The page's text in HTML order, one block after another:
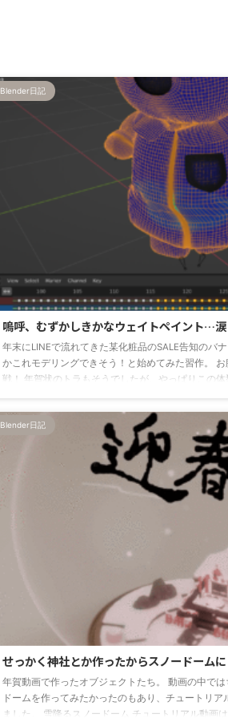
Blender日記
嗚呼、むずかしきかなウェイトペイント…
年末にLINEで流れてきた某化粧品のSALE告知のバ
かこれモデリングできそう！と始めてみた習作。
戦！ 年賀状のトラもそうでしたが、やっぱりこの
選択して、左上の「オブジェクト(エディット)モー
切り替えるところから。 関連するボーンを選択する
Blender日記
せっかく神社とか作ったからスノードームに
年賀動画で作ったオブジェクトたち。 動画の中で
ドームを作ってみたかったのもあり、チュートリ
ました。 雪降るスノードーム チュートリアル動画